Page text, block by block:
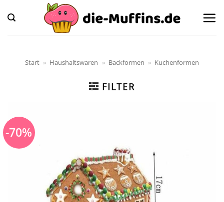
Inhalt
springen
Start » Haushaltswaren » Backformen » Kuchenformen
FILTER
-70%